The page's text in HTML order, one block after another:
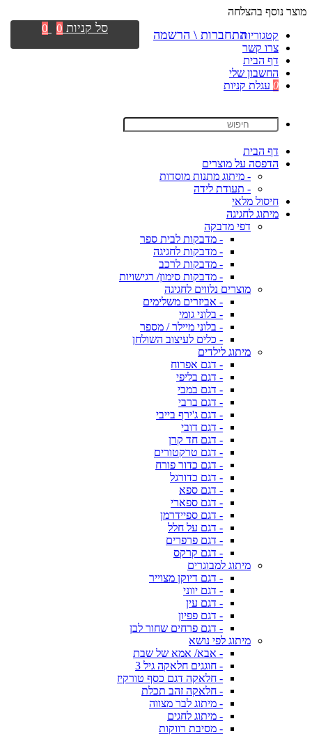
מוצר נוסף בהצלחה
קטגוריות
צרו קשר
דף הבית
החשבון שלי
0 עגלת קניות
דף הבית
הדפסה על מוצרים
- מיתוג מתנות מוסדות
- תעודת לידה
חיסול מלאי
מיתוג לחגיגה
דפי מדבקה
- מדבקות לבית ספר
- מדבקות לחגיגה
- מדבקות לרכב
- מדבקות סימון/ רגישויות
מוצרים נלווים לחגיגה
- אביזרים משלימים
- בלוני גומי
- בלוני מיילר / מספר
- כלים לעיצוב השולחן
מיתוג לילדים
- דגם אפרוח
- דגם בליפי
- דגם במבי
- דגם ברבי
- דגם ג'ירף בייבי
- דגם דובי
- דגם חד קרן
- דגם טרקטורים
- דגם כדור פורח
- דגם כדורגל
- דגם ספא
- דגם ספארי
- דגם ספיידרמן
- דגם על חלל
- דגם פרפרים
- דגם קרקס
מיתוג למבוגרים
- דגם דיוקן מצוייר
- דגם יווני
- דגם עין
- דגם פפיון
- דגם פרחים שחור לבן
מיתוג לפי נושא
- אבא/ אמא של שבת
- חוגגים חלאקה גיל 3
- חלאקה דגם כסף טורקיז
- חלאקה זהב תכלת
- מיתוג לבר מצווה
- מיתוג לחגים
- מסיבת רווקות
התחברות \ הרשמה סל קניות 0
0